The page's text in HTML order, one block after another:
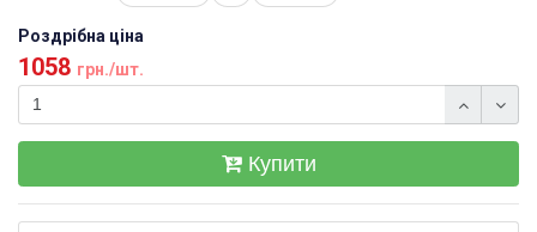
Роздрібна ціна
1058 грн./шт.
Купити